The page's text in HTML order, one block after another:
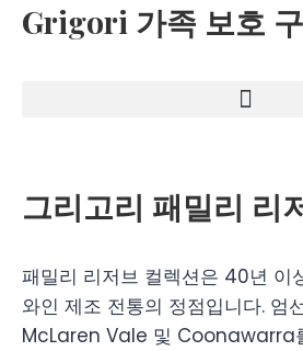
Grigori 가족 보호
그리고리 패밀리 리
패밀리 리저브 컬렉션은 40년
와인 제조 전통의 정점입니다. 엄
McLaren Vale 및 Coonawarra